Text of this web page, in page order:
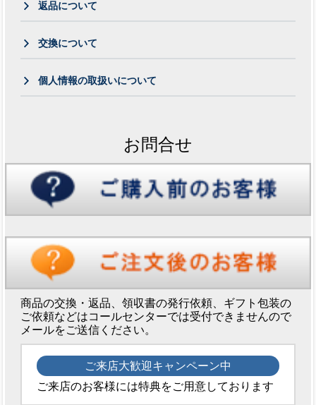
返品について
交換について
個人情報の取扱いについて
お問合せ
商品の交換・返品、領収書の発行依頼、ギフト包装の
ご依頼などはコールセンターでは受付できませんので
メールをご送信ください。
ご来店大歓迎キャンペーン中
ご来店のお客様には特典をご用意しております